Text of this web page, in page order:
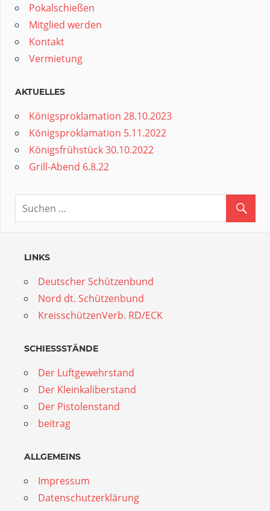
Pokalschießen
Mitglied werden
Kontakt
Vermietung
AKTUELLES
Königsproklamation 28.10.2023
Königsproklamation 5.11.2022
Königsfrühstück 30.10.2022
Grill-Abend 6.8.22
LINKS
Deutscher Schützenbund
Nord dt. Schützenbund
KreisschützenVerb. RD/ECK
SCHIESSSTÄNDE
Der Luftgewehrstand
Der Kleinkaliberstand
Der Pistolenstand
beitrag
ALLGEMEINS
Impressum
Datenschutzerklärung